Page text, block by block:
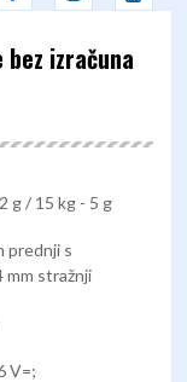
bez izračuna
g / 15 kg - 5 g
prednji s
mm stražnji
V=;